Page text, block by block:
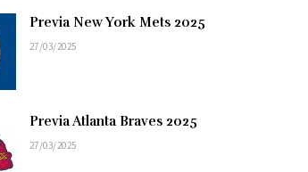
Previa New York Mets 2025
27/03/2025
Previa Atlanta Braves 2025
27/03/2025